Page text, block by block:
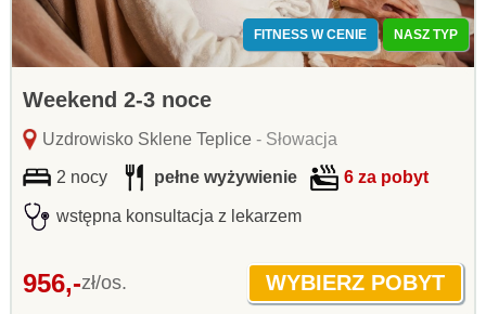
FITNESS W CENIE NASZ TYP
Weekend 2-3 noce
Uzdrowisko Sklene Teplice- Słowacja
2 nocy pełne wyżywienie 6 za pobyt
wstępna konsultacja z lekarzem
956,-zł/os.